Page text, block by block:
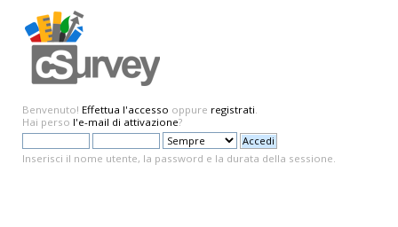
Benvenuto! Effettua l'accesso oppure registrati.
Hai perso l'e-mail di attivazione?
Inserisci il nome utente, la password e la durata della sessione.